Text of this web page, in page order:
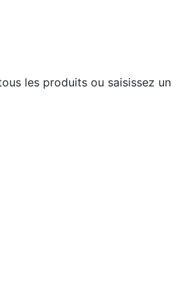
les produits ou saisissez un